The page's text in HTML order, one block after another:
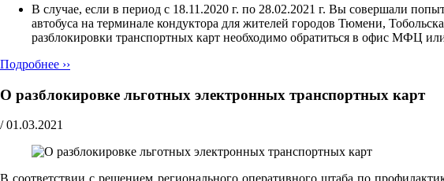
В случае, если в период с 18.11.2020 г. по 28.02.2021 г. Вы совершали
автобуса на терминале кондуктора для жителей городов Тюмени,
разблокировки транспортных карт необходимо обратиться в офис МФЦ
Подробнее ››
О разблокировке льготных электронных транспортных карт
/ 01.03.2021